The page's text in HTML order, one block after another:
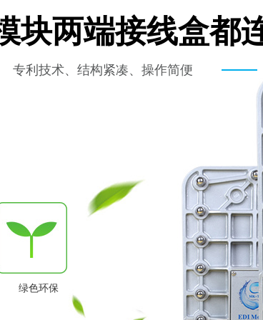
块两端接线盒都
专利技术、结构紧凑、操作简便
绿色环保